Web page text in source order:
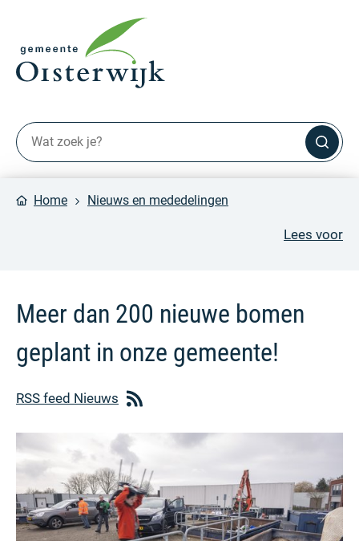
Home Nieuws en mededelingen
Lees voor
Meer dan 200 nieuwe bomen
geplant in onze gemeente!
RSS feed Nieuws